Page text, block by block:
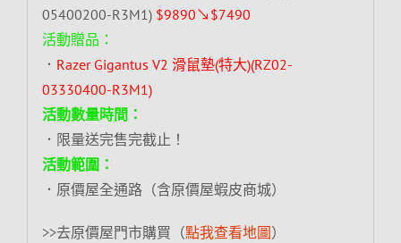
05400200-R3M1) $9890↘$7490
活動贈品：
． Razer Gigantus V2 滑鼠墊(特大)(RZ02-
03330400-R3M1)
活動數量時間：
．限量送完售完截止！
活動範圍：
．原價屋全通路（含原價屋蝦皮商城）
>>去原價屋門市購買（點我查看地圖）